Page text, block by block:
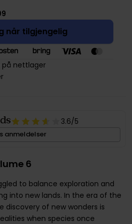
når tilgjengelig
på nettlager
3.6/5
anmeldelser
6
to balance exploration and
into new lands. In the era of the
discovery of new wonders is
when species once